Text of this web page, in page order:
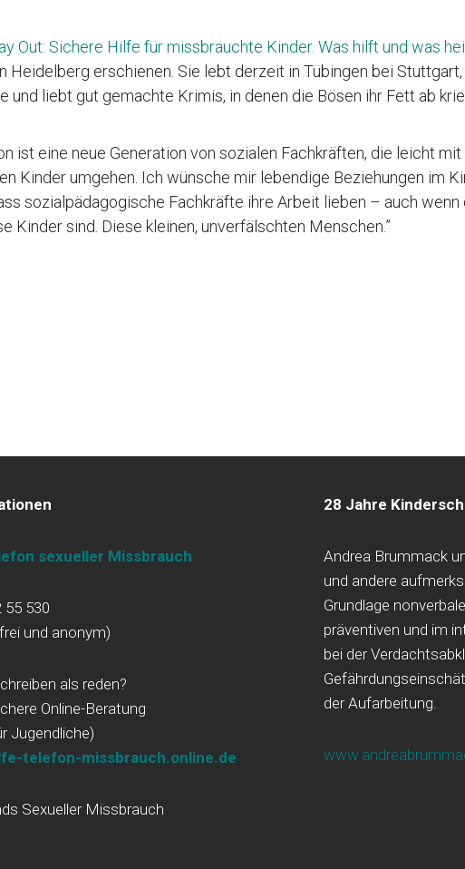
Out: Sichere Hilfe für missbrauchte Kinder. Was hilft und was
Heidelberg erschienen. Sie lebt derzeit in Tübingen bei
und liebt gut gemachte Krimis, in denen die Bösen ihr Fett ab
ist eine neue Generation von sozialen Fachkräften, die leicht
Kinder umgehen. Ich wünsche mir lebendige Beziehungen im
sozialpädagogische Fachkräfte ihre Arbeit lieben – auch
Kinder sind. Diese kleinen, unverfälschten Menschen.”
sexueller Missbrauch
55 530
und anonym)
als reden?
Online-Beratung
Jugendliche)
telefon-missbrauch.online.de
Sexueller Missbrauch
28 Jahre
Andrea Brummack
und andere
Grundlage
präventiven und im
bei der
der Aufarbeitung.